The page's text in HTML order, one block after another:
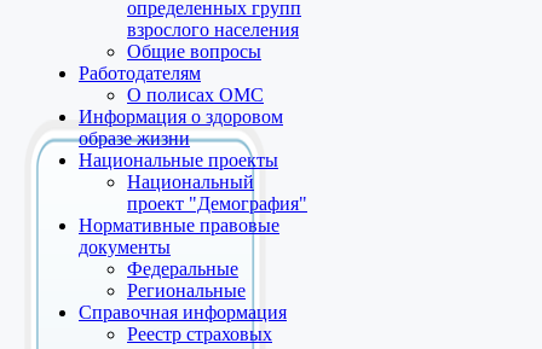
определенных групп
взрослого населения
Общие вопросы
Работодателям
О полисах ОМС
Информация о здоровом
образе жизни
Национальные проекты
Национальный
проект "Демография"
Нормативные правовые
документы
Федеральные
Региональные
Справочная информация
Реестр страховых